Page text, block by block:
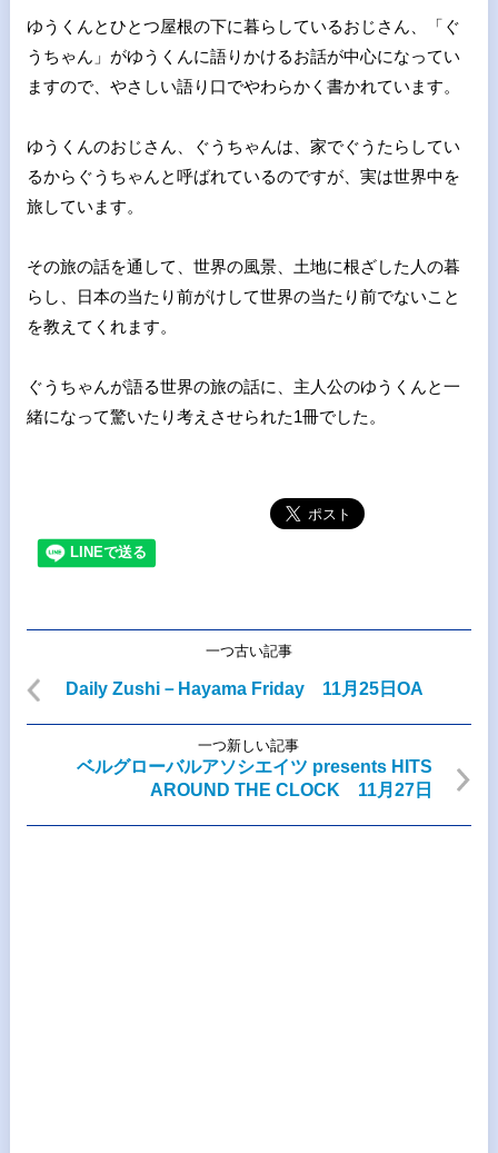
ゆうくんとひとつ屋根の下に暮らしているおじさん、「ぐ
うちゃん 」がゆうくんに語りかけるお話が中心になってい
ますので、やさしい語り口でやわらかく書かれています。
ゆうくんのおじさん、ぐうちゃんは、家でぐうたらしてい
るからぐうちゃんと呼ばれているのですが、実は世界中を
旅しています。
その旅の話を通して、世界の風景、土地に根ざした人の暮
らし、日本の当たり前がけして世界の当たり前でないこと
を教えてくれます。
ぐうちゃんが語る世界の旅の話に、主人公のゆうくんと一
緒になって驚いたり考えさせられた1冊でした。
一つ古い記事
Daily Zushi－Hayama Friday 11月25日OA
一つ新しい記事
ベルグローバルアソシエイツ presents HITS
AROUND THE CLOCK 11月27日